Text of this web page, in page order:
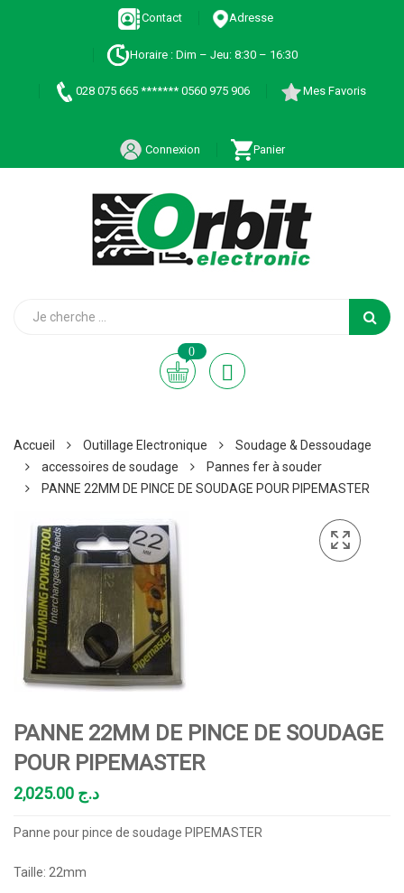
Contact Adresse
Horaire : Dim – Jeu: 8:30 – 16:30
028 075 665 ******* 0560 975 906 Mes Favoris
Connexion Panier
0
Accueil Outillage Electronique
Soudage & Dessoudage
accessoires de soudage
Pannes fer à souder
PANNE 22MM DE PINCE DE SOUDAGE POUR PIPEMASTER
PANNE 22MM DE PINCE DE SOUDAGE
POUR PIPEMASTER
د.ج
Panne pour pince de soudage PIPEMASTER
Taille: 22mm